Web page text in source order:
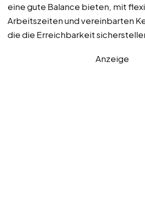
eine gute Balance bieten, mit
Arbeitszeiten und vereinbarten
die die Erreichbarkeit
Anzeige